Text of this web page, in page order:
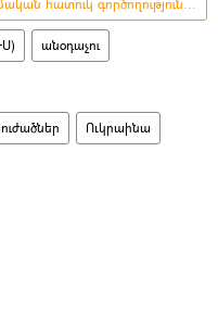
անօդաչու
Ուկրաինա